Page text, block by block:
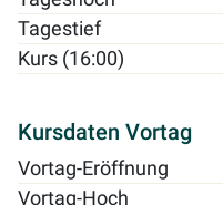
Tagestief
Kurs (16:00)
Kursdaten Vortag
Vortag-Eröffnung
Vortag-Hoch